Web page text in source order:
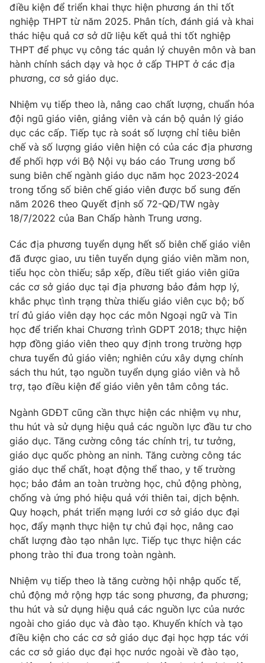
Cơ quan báo chí:Thời báo VTV
Giấy phép hoạt động báo in và báo điện tử số 483/GP-BTTTT
cấp ngày 29/12/2023
Tổng Biên tập:Vũ Thanh Thủy
Phó Tổng Biên tập:
Nguyễn Thị Mỹ Hạnh, Phạm Quốc Thắng,
Nguyễn Trọng Ninh
Tổng đài VTV:024.38 355 931 - 024.38 355 932
Ðiện thoại Thời báo VTV:024.66 897 897
Email:toasoan@vtv.vn
Liên hệ quảng cáo:024-7300.7108
® Cấm sao chép dưới mọi hình thức nếu không có sự chấp
thuận bằng văn bản. Ghi rõ nguồn VTV.vn khi phát hành lại
thông tin từ website này.
điều kiện để triển khai thực hiện phương án thi tốt
nghiệp THPT từ năm 2025. Phân tích, đánh giá và khai
thác hiệu quả cơ sở dữ liệu kết quả thi tốt nghiệp
THPT để phục vụ công tác quản lý chuyên môn và ban
hành chính sách dạy và học ở cấp THPT ở các địa
phương, cơ sở giáo dục.
Nhiệm vụ tiếp theo là, nâng cao chất lượng, chuẩn hóa
đội ngũ giáo viên, giảng viên và cán bộ quản lý giáo
dục các cấp. Tiếp tục rà soát số lượng chỉ tiêu biên
chế và số lượng giáo viên hiện có của các địa phương
để phối hợp với Bộ Nội vụ báo cáo Trung ương bổ
sung biên chế ngành giáo dục năm học 2023-2024
trong tổng số biên chế giáo viên được bổ sung đến
năm 2026 theo Quyết định số 72-QĐ/TW ngày
18/7/2022 của Ban Chấp hành Trung ương.
Các địa phương tuyển dụng hết số biên chế giáo viên
đã được giao, ưu tiên tuyển dụng giáo viên mầm non,
tiểu học còn thiếu; sắp xếp, điều tiết giáo viên giữa
các cơ sở giáo dục tại địa phương bảo đảm hợp lý,
khắc phục tình trạng thừa thiếu giáo viên cục bộ; bố
trí đủ giáo viên dạy học các môn Ngoại ngữ và Tin
học để triển khai Chương trình GDPT 2018; thực hiện
hợp đồng giáo viên theo quy định trong trường hợp
chưa tuyển đủ giáo viên; nghiên cứu xây dựng chính
sách thu hút, tạo nguồn tuyển dụng giáo viên và hỗ
trợ, tạo điều kiện để giáo viên yên tâm công tác.
Ngành GDĐT cũng cần thực hiện các nhiệm vụ như,
thu hút và sử dụng hiệu quả các nguồn lực đầu tư cho
giáo dục. Tăng cường công tác chính trị, tư tưởng,
giáo dục quốc phòng an ninh. Tăng cường công tác
giáo dục thể chất, hoạt động thể thao, y tế trường
học; bảo đảm an toàn trường học, chủ động phòng,
chống và ứng phó hiệu quả với thiên tai, dịch bệnh.
Quy hoạch, phát triển mạng lưới cơ sở giáo dục đại
học, đẩy mạnh thực hiện tự chủ đại học, nâng cao
chất lượng đào tạo nhân lực. Tiếp tục thực hiện các
phong trào thi đua trong toàn ngành.
Nhiệm vụ tiếp theo là tăng cường hội nhập quốc tế,
chủ động mở rộng hợp tác song phương, đa phương;
thu hút và sử dụng hiệu quả các nguồn lực của nước
ngoài cho giáo dục và đào tạo. Khuyến khích và tạo
điều kiện cho các cơ sở giáo dục đại học hợp tác với
các cơ sở giáo dục đại học nước ngoài về đào tạo,